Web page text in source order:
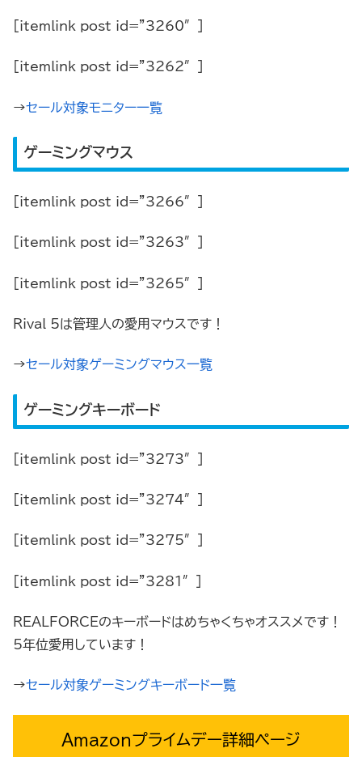
[itemlink post_id=”3260″]
[itemlink post_id=”3262″]
→セール対象モニター一覧
ゲーミングマウス
[itemlink post_id=”3266″]
[itemlink post_id=”3263″]
[itemlink post_id=”3265″]
Rival 5は管理人の愛用マウスです！
→セール対象ゲーミングマウス一覧
ゲーミングキーボード
[itemlink post_id=”3273″]
[itemlink post_id=”3274″]
[itemlink post_id=”3275″]
[itemlink post_id=”3281″]
REALFORCEのキーボードはめちゃくちゃオススメです！
5年位愛用しています！
→セール対象ゲーミングキーボード一覧
Amazonプライムデー詳細ページ